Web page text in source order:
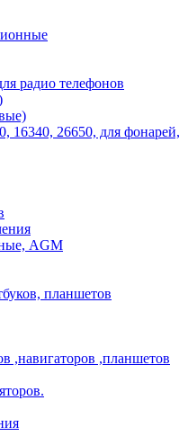
радио телефонов
16340, 26650, для фонарей,
AGM
планшетов
,навигаторов ,планшетов